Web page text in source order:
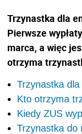
Trzynastka dla
Pierwsze
marca, a więc
otrzyma
Trzynastka
Kto otrzyma
Kiedy ZUS
Trzynastka do